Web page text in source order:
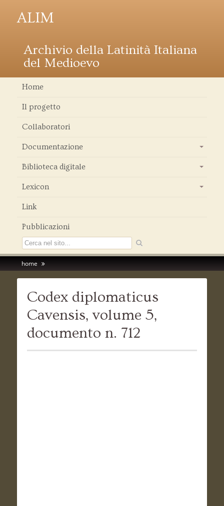
ALIM
Archivio della Latinità Italiana
del Medioevo
Home
Il progetto
Collaboratori
Documentazione
Biblioteca digitale
Lexicon
Link
Pubblicazioni
home
Codex diplomaticus
Cavensis, volume 5,
documento n. 712